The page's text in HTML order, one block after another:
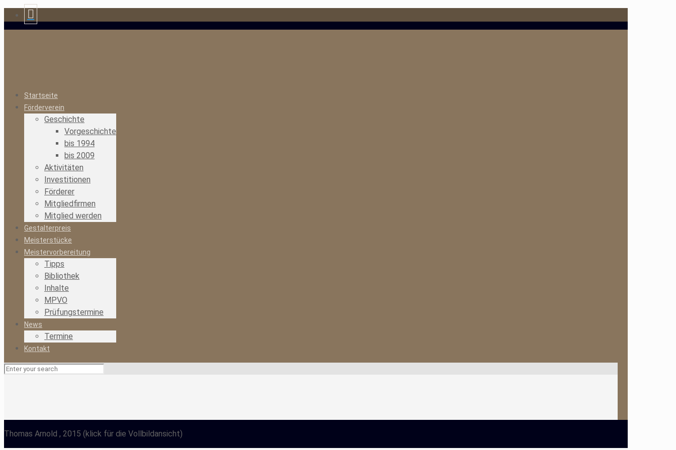
Startseite
Förderverein
Geschichte
Vorgeschichte
bis 1994
bis 2009
Aktivitäten
Investitionen
Förderer
Mitgliedfirmen
Mitglied werden
Gestalterpreis
Meisterstücke
Meistervorbereitung
Tipps
Bibliothek
Inhalte
MPVO
Prüfungstermine
News
Termine
Kontakt
Thomas Arnold , 2015 (klick für die Vollbildansicht)